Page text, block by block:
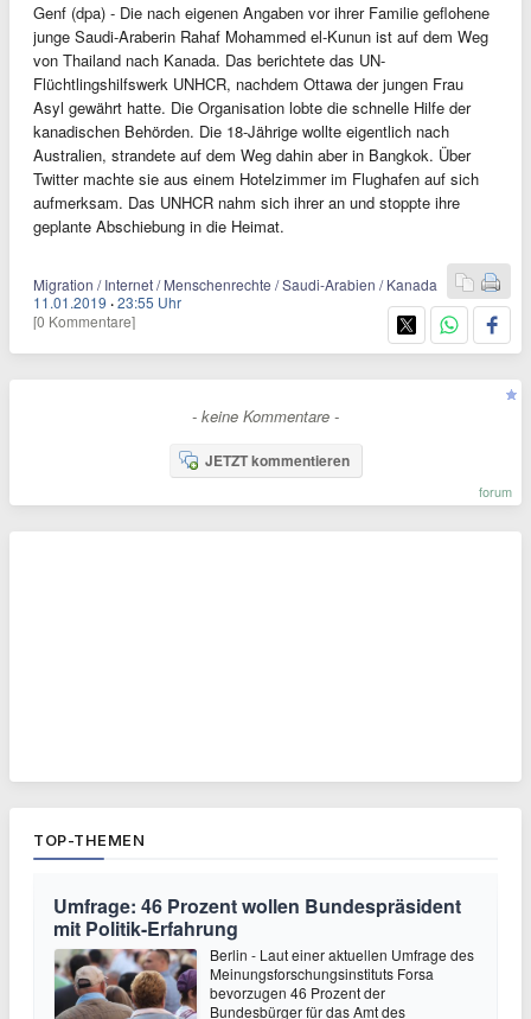
Genf (dpa) - Die nach eigenen Angaben vor ihrer Familie geflohene
junge Saudi-Araberin Rahaf Mohammed el-Kunun ist auf dem Weg
von Thailand nach Kanada. Das berichtete das UN-
Flüchtlingshilfswerk UNHCR, nachdem Ottawa der jungen Frau
Asyl gewährt hatte. Die Organisation lobte die schnelle Hilfe der
kanadischen Behörden. Die 18-Jährige wollte eigentlich nach
Australien, strandete auf dem Weg dahin aber in Bangkok. Über
Twitter machte sie aus einem Hotelzimmer im Flughafen auf sich
aufmerksam. Das UNHCR nahm sich ihrer an und stoppte ihre
geplante Abschiebung in die Heimat.
Migration / Internet / Menschenrechte / Saudi-Arabien / Kanada
11.01.2019 ·23:55 Uhr
[0 Kommentare]
- keine Kommentare -
JETZT kommentieren
forum
TOP-THEMEN
Umfrage: 46 Prozent wollen Bundespräsident
mit Politik-Erfahrung
Berlin - Laut einer aktuellen Umfrage des
Meinungsforschungsinstituts Forsa
bevorzugen 46 Prozent der
Bundesbürger für das Amt des